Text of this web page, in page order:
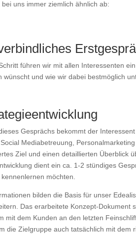
uns immer ziemlich ähnlich ab:
führen wir mit allen Interessenten
wünscht und wie wir dabei bestmöglich
Gesprächs bekommt der
Mediabetreuung,
Ziel und einen detaillierten Überblick
dient ein ca. 1-2 stündiges
möchten.
bilden die Basis für unser
Das erarbeitete Konzept-Dokument
mit dem Kunden an den letzten
die Zielgruppe auch tatsächlich mit